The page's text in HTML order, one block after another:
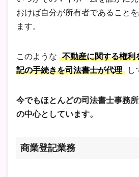
おけば自分が所有者であること
ます。
このような
不動産に関する権利
記の手続きを司法書士が代理
し
今でもほとんどの司法書士事務
の中心としています。
商業登記業務